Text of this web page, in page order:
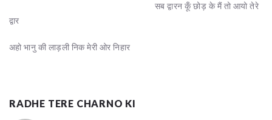
सब द्वारन कूँ छोड़ के मैं तो आयो तेरे
द्वार
अहो भानु की लाड़ली निक मेरी ओर निहार
RADHE TERE CHARNO KI